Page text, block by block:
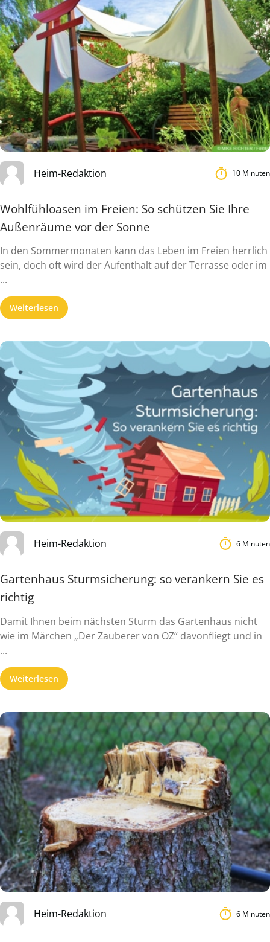
Heim-Redaktion 10 Minuten
Wohlfühloasen im Freien: So schützen Sie Ihre
Außenräume vor der Sonne
In den Sommermonaten kann das Leben im Freien herrlich
sein, doch oft wird der Aufenthalt auf der Terrasse oder im
...
Weiterlesen
Heim-Redaktion 6 Minuten
Gartenhaus Sturmsicherung: so verankern Sie es
richtig
Damit Ihnen beim nächsten Sturm das Gartenhaus nicht
wie im Märchen „Der Zauberer von OZ“ davonfliegt und in
...
Weiterlesen
Heim-Redaktion 6 Minuten